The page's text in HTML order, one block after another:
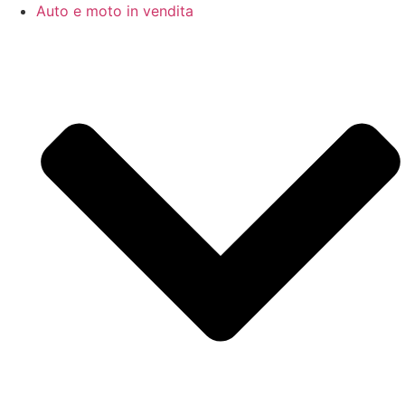
Auto e moto in vendita